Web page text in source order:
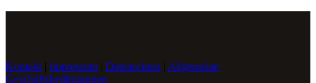
Kontakt Impressum Datenschutz
Allgemeine
Geschäftsbedingungen